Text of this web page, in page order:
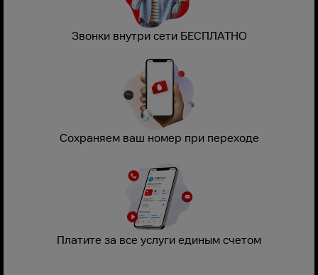
Звонки внутри сети БЕСПЛАТНО
Сохраняем ваш номер при переходе
Платите за все услуги единым счетом